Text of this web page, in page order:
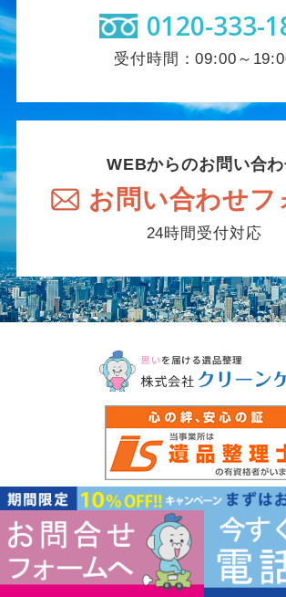
0120-333-
受付時間：09:00～
WEBからのお問い合
お問い合わせフ
24時間受付対応
〒583-0007大阪府藤井寺市林